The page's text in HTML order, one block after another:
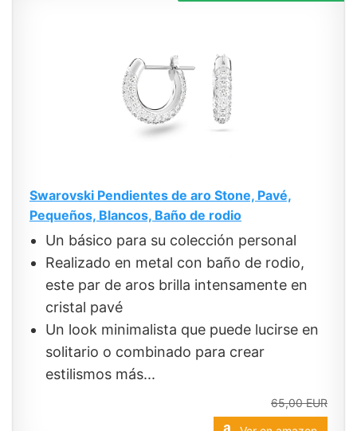
Swarovski Pendientes de aro Stone, Pavé,
Pequeños, Blancos, Baño de rodio
Un básico para su colección personal
Realizado en metal con baño de rodio,
este par de aros brilla intensamente en
cristal pavé
Un look minimalista que puede lucirse en
solitario o combinado para crear
estilismos más...
65,00 EUR